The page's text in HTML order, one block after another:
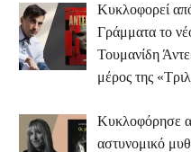
Κυκλοφορεί
Γράμματα το
Τουμανίδη
μέρος της
Κυκλοφόρησε
αστυνομικό